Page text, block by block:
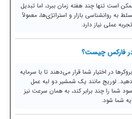
است تنها چند هفته زمان ببرد، اما تبدیل
روانشناسی بازار و استراتژی‌ها، معمولاً
در اختیار شما قرار می‌دهند تا با سرمایه
دهید. لوریج مانند یک شمشیر دو لبه عمل
شما را چند برابر کند، به همان سرعت نیز
شما شود.